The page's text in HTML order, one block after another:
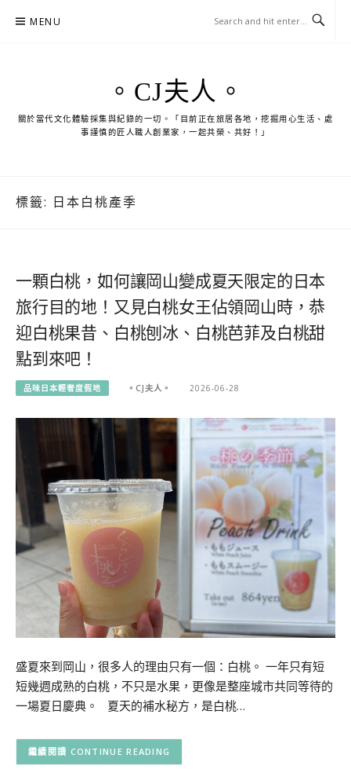
MENU
。CJ夫人。
關於當代文化體驗採集與紀錄的一切。「目前正在旅居各地，挖掘用心生活、處
事謹慎的匠人職人創業家，一起共榮、共好！」
標籤: 日本白桃產季
一顆白桃，如何讓岡山變成夏天限定的日本
旅行目的地！又見白桃女王佔領岡山時，恭
迎白桃果昔、白桃刨冰、白桃芭菲及白桃甜
點到來吧！
品味日本輕奢度假地 。CJ夫人。 2026-06-28
盛夏來到岡山，很多人的理由只有一個：白桃。 一年只有短
短幾週成熟的白桃，不只是水果，更像是整座城市共同等待的
一場夏日慶典。 夏天的補水秘方，是白桃…
CONTINUE READING